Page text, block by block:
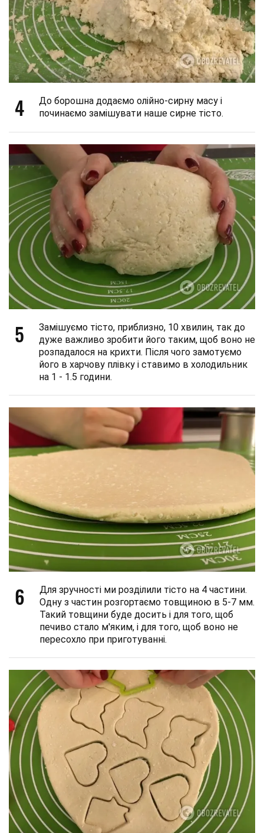
4
До борошна додаємо олійно-сирну масу і
починаємо замішувати наше сирне тісто.
5
Замішуємо тісто, приблизно, 10 хвилин, так до
дуже важливо зробити його таким, щоб воно не
розпадалося на крихти. Після чого замотуємо
його в харчову плівку і ставимо в холодильник
на 1 - 1.5 години.
6
Для зручності ми розділили тісто на 4 частини.
Одну з частин розгортаємо товщиною в 5-7 мм.
Такий товщини буде досить і для того, щоб
печиво стало м'яким, і для того, щоб воно не
пересохло при приготуванні.